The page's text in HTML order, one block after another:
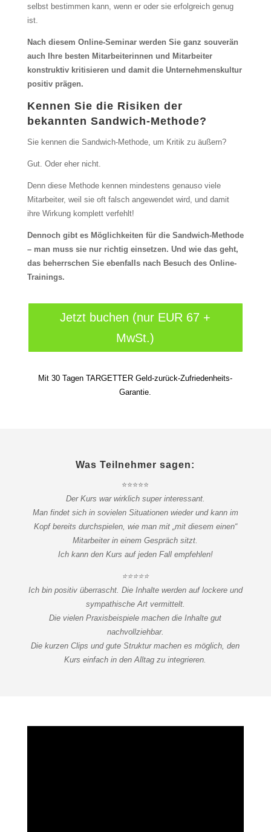
selbst bestimmen kann, wenn er oder sie erfolgreich genug
ist.
Nach diesem Online-Seminar werden Sie ganz souverän
auch Ihre besten Mitarbeiterinnen und Mitarbeiter
konstruktiv kritisieren und damit die Unternehmenskultur
positiv prägen.
Kennen Sie die Risiken der
bekannten Sandwich-Methode?
Sie kennen die Sandwich-Methode, um Kritik zu äußern?
Gut. Oder eher nicht.
Denn diese Methode kennen mindestens genauso viele
Mitarbeiter, weil sie oft falsch angewendet wird, und damit
ihre Wirkung komplett verfehlt!
Dennoch gibt es Möglichkeiten für die Sandwich-Methode
– man muss sie nur richtig einsetzen. Und wie das geht,
das beherrschen Sie ebenfalls nach Besuch des Online-
Trainings.
Jetzt buchen (nur EUR 67 +
MwSt.)
Mit 30 Tagen TARGETTER Geld-zurück-Zufriedenheits-
Garantie.
Was Teilnehmer sagen:
⭐⭐⭐⭐⭐
Der Kurs war wirklich super interessant.
Man findet sich in sovielen Situationen wieder und kann im
Kopf bereits durchspielen, wie man mit „mit diesem einen“
Mitarbeiter in einem Gespräch sitzt.
Ich kann den Kurs auf jeden Fall empfehlen!
⭐⭐⭐⭐⭐
Ich bin positiv überrascht. Die Inhalte werden auf lockere und
sympathische Art vermittelt.
Die vielen Praxisbeispiele machen die Inhalte gut
nachvollziehbar.
Die kurzen Clips und gute Struktur machen es möglich, den
Kurs einfach in den Alltag zu integrieren.